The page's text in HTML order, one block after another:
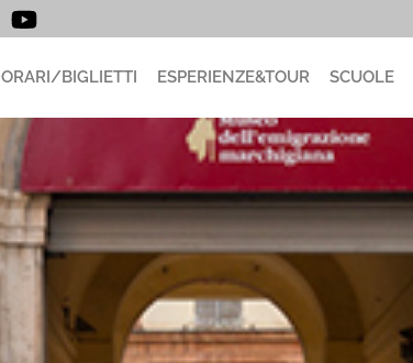
ORARI/BIGLIETTI ESPERIENZE&TOUR SCUOLE